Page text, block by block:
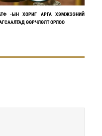
-ЫН ХОРИГ АРГА ХЭМЖЭЭНИЙ
ӨӨРЧЛӨЛТ ОРЛОО